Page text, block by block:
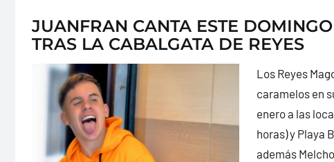
JUANFRAN CANTA ESTE
TRAS LA CABALGATA DE REYES
Los Reyes
caramelos en
enero a las
horas) y Playa
además